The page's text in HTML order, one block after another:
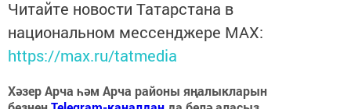
Читайте новости Татарстана в
национальном мессенджере MАХ:
https://max.ru/tatmedia
Хәзер Арча һәм Арча районы яңалыкларын